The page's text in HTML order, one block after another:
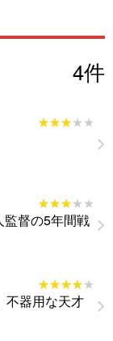
4件
★★★★★
★★★★★
★★★★★
★★★★★
督の5年間戦
★★★★★
★★★★★
不器用な天才